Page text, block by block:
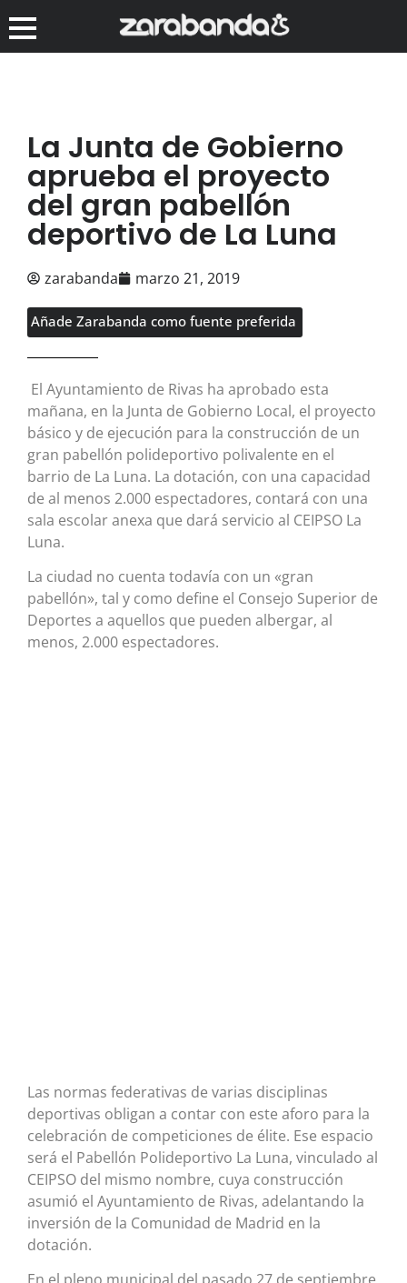
La Junta de Gobierno
aprueba el proyecto
del gran pabellón
deportivo de La Luna
zarabanda marzo 21, 2019
Añade Zarabanda como fuente preferida
El Ayuntamiento de Rivas ha aprobado esta
mañana, en la Junta de Gobierno Local, el proyecto
básico y de ejecución para la construcción de un
gran pabellón polideportivo polivalente en el
barrio de La Luna. La dotación, con una capacidad
de al menos 2.000 espectadores, contará con una
sala escolar anexa que dará servicio al CEIPSO La
Luna.
La ciudad no cuenta todavía con un «gran
pabellón», tal y como define el Consejo Superior de
Deportes a aquellos que pueden albergar, al
menos, 2.000 espectadores.
Las normas federativas de varias disciplinas
deportivas obligan a contar con este aforo para la
celebración de competiciones de élite. Ese espacio
será el Pabellón Polideportivo La Luna, vinculado al
CEIPSO del mismo nombre, cuya construcción
asumió el Ayuntamiento de Rivas, adelantando la
inversión de la Comunidad de Madrid en la
dotación.